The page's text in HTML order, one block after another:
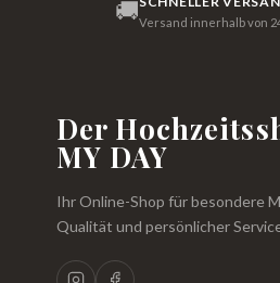
🚚Versand innerhalb von
Der
MY DAY
Ihr Online-Shop für besondere
Qualität und persönlicher